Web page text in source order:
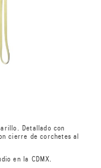
Detallado con
cierre de corchetes al
en la CDMX.